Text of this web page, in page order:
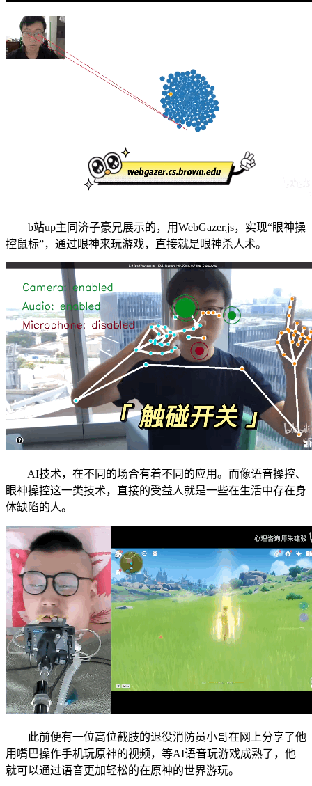
b站up主同济子豪兄展示的，用WebGazer.js，实现“眼神操
控鼠标”，通过眼神来玩游戏，直接就是眼神杀人术。
AI技术，在不同的场合有着不同的应用。而像语音操控、
眼神操控这一类技术，直接的受益人就是一些在生活中存在身
体缺陷的人。
此前便有一位高位截肢的退役消防员小哥在网上分享了他
用嘴巴操作手机玩原神的视频，等AI语音玩游戏成熟了，他
就可以通过语音更加轻松的在原神的世界游玩。